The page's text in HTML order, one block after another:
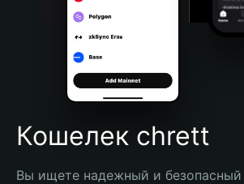
Português (Brasil)
Español (Argentina)
Кошелек chrett
Вы ищете надежный и безопасный